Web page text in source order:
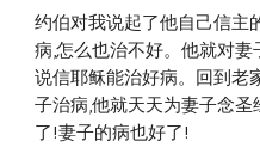
约伯对我说起了他自己信主
病,怎么也治不好。他就对
说信耶稣能治好病。回到老
子治病,他就天天为妻子念
了!妻子的病也好了!